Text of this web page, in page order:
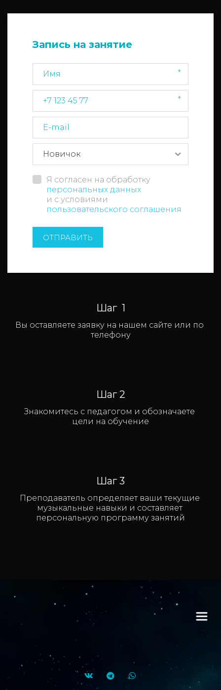
Запись на занятие
*
*
Я согласен на обработку
персональных данных
и с условиями
пользовательского соглашения
ОТПРАВИТЬ
Шаг  1
Вы оставляете заявку на нашем сайте или по
телефону
Шаг 2
Знакомитесь с педагогом и обозначаете
цели на обучение
Шаг 3
Преподаватель определяет ваши текущие
музыкальные навыки и составляет
персональную программу занятий